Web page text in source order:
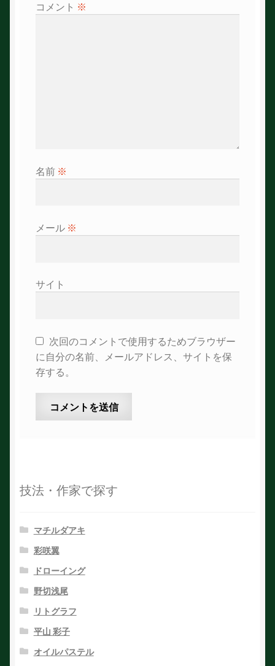
ョ
コメント ※
名前 ※
メール ※
サイト
次回のコメントで使用するためブラウザー
に自分の名前、メールアドレス、サイトを保
存する。
技法・作家で探す
マチルダアキ
彩咲翼
ドローイング
野切浅尾
リトグラフ
平山 彩子
オイルパステル